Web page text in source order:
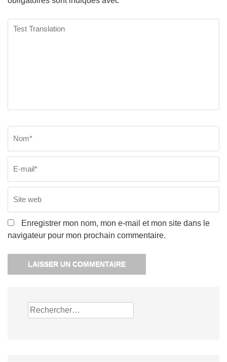
Test
Enregistrer mon nom, mon e-mail et mon site dans le
navigateur pour mon prochain commentaire.
Rechercher :